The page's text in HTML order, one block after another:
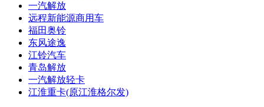
一汽解放
远程新能源商用车
福田奥铃
东风途逸
江铃汽车
青岛解放
一汽解放轻卡
江淮重卡(原江淮格尔发)